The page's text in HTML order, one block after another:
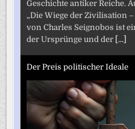
Geschichte antiker Reiche.
„Die Wiege der Zivilisation
von Charles Seignobos ist
der Ursprünge und der [...]
Der Preis politischer Ideale